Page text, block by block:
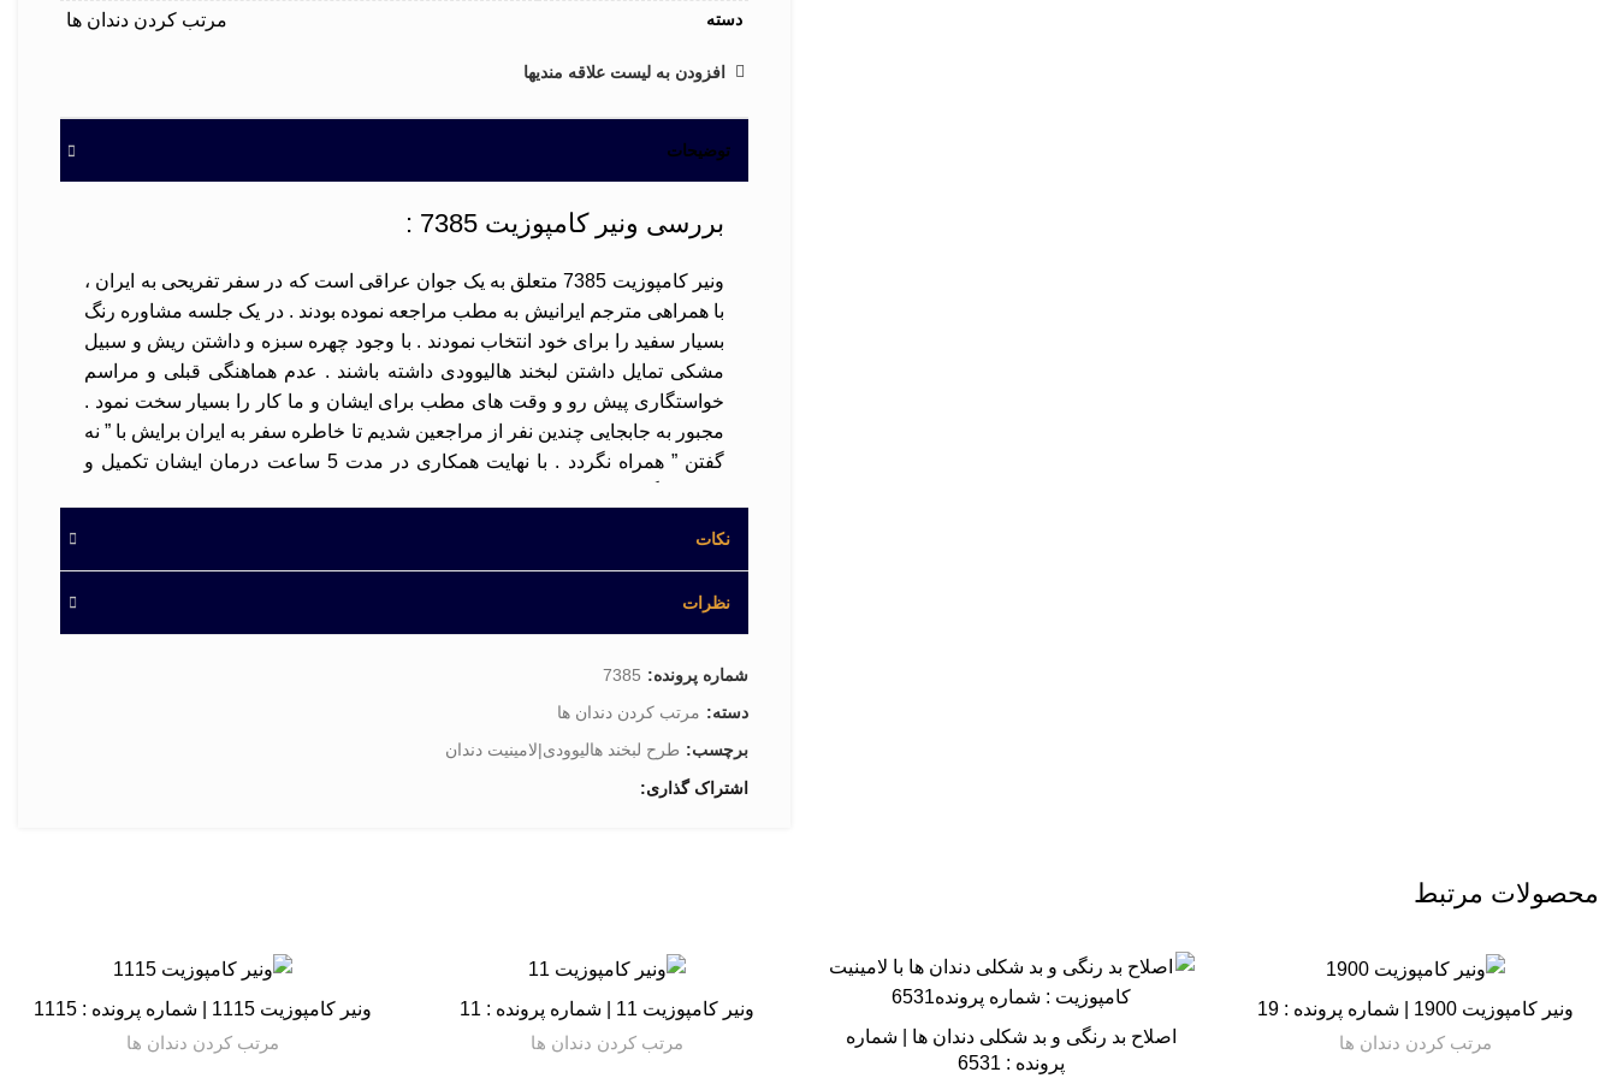
دسته مرتب کردن دندان ها
افزودن به لیست علاقه مندیها
توضیحات
بررسی ونیر کامپوزیت 7385 :
ونیر کامپوزیت 7385 متعلق به یک جوان عراقی است که در سفر تفریحی به ایران ،
با همراهی مترجم ایرانیش به مطب مراجعه نموده بودند . در یک جلسه مشاوره رنگ
بسیار سفید را برای خود انتخاب نمودند . با وجود چهره سبزه و داشتن ریش و سبیل
مشکی تمایل داشتن لبخند هالیوودی داشته باشند . عدم هماهنگی قبلی و مراسم
خواستگاری پیش رو و وقت های مطب برای ایشان و ما کار را بسیار سخت نمود .
مجبور به جابجایی چندین نفر از مراجعین شدیم تا خاطره سفر به ایران برایش با ” نه
گفتن ” همراه نگردد . با نهایت همکاری در مدت 5 ساعت درمان ایشان تکمیل و
نکات
نظرات
شماره پرونده: 7385
دسته: مرتب کردن دندان ها
برچسب: طرح لبخند هالیوودی|لامینیت دندان
اشتراک گذاری
محصولات مرتبط
ونیر کامپوزیت 1900 | شماره پرونده : 19
مرتب کردن دندان ها
اصلاح بد رنگی و بد شکلی دندان ها | شماره
پرونده : 6531
ونیر کامپوزیت 11 | شماره پرونده : 11
مرتب کردن دندان ها
ونیر کامپوزیت 1115 | شماره پرونده : 1115
مرتب کردن دندان ها